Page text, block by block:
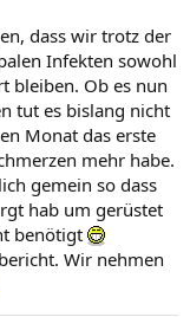
dass wir trotz der
Infekten sowohl
bleiben. Ob es nun
tut es bislang nicht
Monat das erste
mehr habe.
gemein so dass
hab um gerüstet
benötigt
Wir nehmen